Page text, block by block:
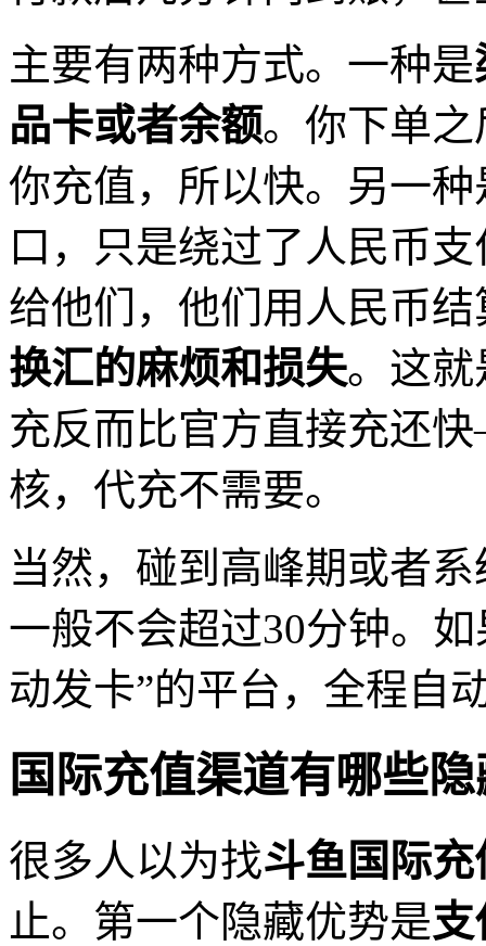
主要有两种方式。一种是
品卡或者余额。你下单
你充值，所以快。另一
口，只是绕过了人民币
给他们，他们用人民币
换汇的麻烦和损失。这
充反而比官方直接充还
核，代充不需要。
当然，碰到高峰期或者
一般不会超过30分钟。
动发卡”的平台，全程自
国际充值渠道有哪些
很多人以为找斗鱼国际充
止。第一个隐藏优势是